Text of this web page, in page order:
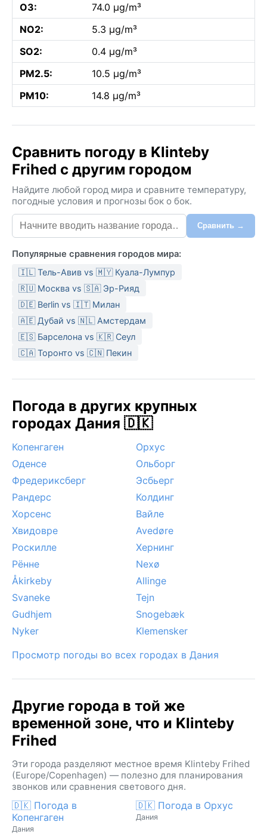
O3:
74.0 µg/m³
NO2:
5.3 µg/m³
SO2:
0.4 µg/m³
PM2.5:
10.5 µg/m³
PM10:
14.8 µg/m³
Сравнить погоду в Klinteby
Frihed с другим городом
Найдите любой город мира и сравните температуру,
погодные условия и прогнозы бок о бок.
Сравнить →
Популярные сравнения городов мира:
🇮🇱 Тель-Авив vs 🇲🇾 Куала-Лумпур
🇷🇺 Москва vs 🇸🇦 Эр-Рияд
🇩🇪 Berlin vs 🇮🇹 Милан
🇦🇪 Дубай vs 🇳🇱 Амстердам
🇪🇸 Барселона vs 🇰🇷 Сеул
🇨🇦 Торонто vs 🇨🇳 Пекин
Погода в других крупных
городах Дания 🇩🇰
Копенгаген
Орхус
Оденсе
Ольборг
Фредериксберг
Эсбьерг
Рандерс
Колдинг
Хорсенс
Вайле
Хвидовре
Avedøre
Роскилле
Хернинг
Рённе
Nexø
Åkirkeby
Allinge
Svaneke
Tejn
Gudhjem
Snogebæk
Nyker
Klemensker
Просмотр погоды во всех городах в Дания
Другие города в той же
временной зоне, что и Klinteby
Frihed
Эти города разделяют местное время Klinteby Frihed
(Europe/Copenhagen) — полезно для планирования
звонков или сравнения светового дня.
🇩🇰 Погода в
Копенгаген
Дания
🇩🇰 Погода в Орхус
Дания